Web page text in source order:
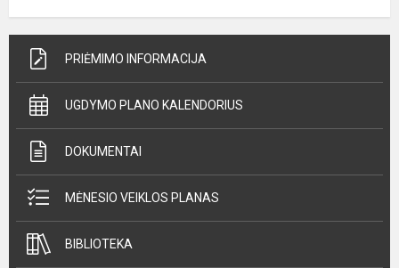
PRIĖMIMO INFORMACIJA
UGDYMO PLANO KALENDORIUS
DOKUMENTAI
MĖNESIO VEIKLOS PLANAS
BIBLIOTEKA